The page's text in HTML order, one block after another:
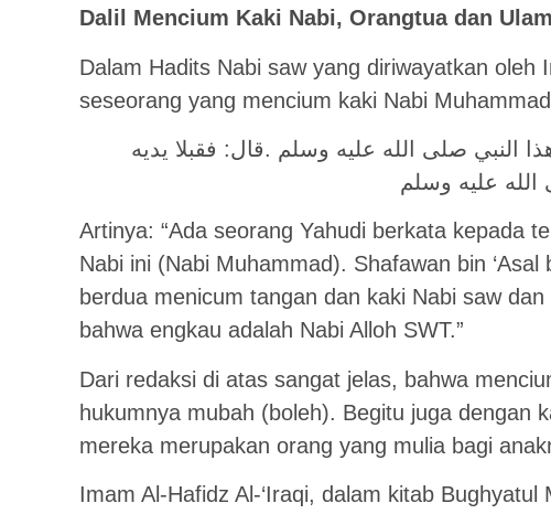
Dalil Mencium Kaki Nabi, Orangtua dan
Dalam Hadits Nabi saw yang diriwayatkan oleh
seseorang yang mencium kaki Nabi
النبي صلى الله عليه وسلم .قال: فقبلا يديه
الله عليه وسلم
Artinya: “Ada seorang Yahudi berkata kepada
Nabi ini (Nabi Muhammad). Shafawan bin
berdua menicum tangan dan kaki Nabi saw
bahwa engkau adalah Nabi Alloh SWT.”
Dari redaksi di atas sangat jelas, bahwa
hukumnya mubah (boleh). Begitu juga dengan
mereka merupakan orang yang mulia bagi
Imam Al-Hafidz Al-‘Iraqi, dalam kitab